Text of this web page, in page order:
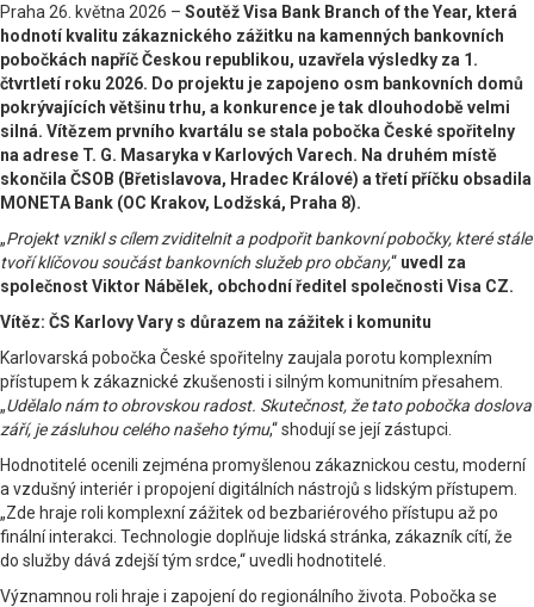
Praha 26. května 2026 – Soutěž Visa Bank Branch of the Year, která
hodnotí kvalitu zákaznického zážitku na kamenných bankovních
pobočkách napříč Českou republikou, uzavřela výsledky za 1.
čtvrtletí roku 2026. Do projektu je zapojeno osm bankovních domů
pokrývajících většinu trhu, a konkurence je tak dlouhodobě velmi
silná. Vítězem prvního kvartálu se stala pobočka České spořitelny
na adrese T. G. Masaryka v Karlových Varech. Na druhém místě
skončila ČSOB (Břetislavova, Hradec Králové) a třetí příčku obsadila
MONETA Bank (OC Krakov, Lodžská, Praha 8).
„Projekt vznikl s cílem zviditelnit a podpořit bankovní pobočky, které stále
tvoří klíčovou součást bankovních služeb pro občany,“ uvedl za
společnost Viktor Nábělek, obchodní ředitel společnosti Visa CZ.
Vítěz: ČS Karlovy Vary s důrazem na zážitek i komunitu
Karlovarská pobočka České spořitelny zaujala porotu komplexním
přístupem k zákaznické zkušenosti i silným komunitním přesahem.
„Udělalo nám to obrovskou radost. Skutečnost, že tato pobočka doslova
září, je zásluhou celého našeho týmu,“ shodují se její zástupci.
Hodnotitelé ocenili zejména promyšlenou zákaznickou cestu, moderní
a vzdušný interiér i propojení digitálních nástrojů s lidským přístupem.
„Zde hraje roli komplexní zážitek od bezbariérového přístupu až po
finální interakci. Technologie doplňuje lidská stránka, zákazník cítí, že
do služby dává zdejší tým srdce,“ uvedli hodnotitelé.
Významnou roli hraje i zapojení do regionálního života. Pobočka se